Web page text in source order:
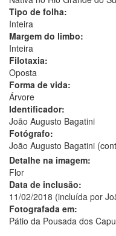
Tipo de folha:
Inteira
Margem do limbo:
Inteira
Filotaxia:
Oposta
Forma de vida:
Árvore
Identificador:
João Augusto Bagatini
Fotógrafo:
João Augusto Bagatini
Detalhe na imagem:
Flor
Data de inclusão:
11/02/2018 (incluída por
Fotografada em:
Pátio da Pousada dos